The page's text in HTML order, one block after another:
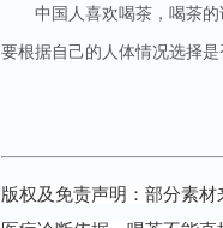
中国人喜欢喝茶，喝茶
要根据自己的人体情况选择
版权及免责声明：部分素